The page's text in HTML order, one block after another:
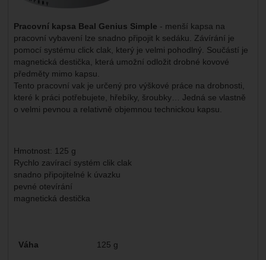
Pracovní kapsa Beal Genius Simple - menší kapsa na
pracovní vybavení lze snadno připojit k sedáku. Závírání je
pomocí systému click clak, který je velmi pohodlný. Součástí je
magnetická destička, která umožní odložit drobné kovové
předměty mimo kapsu.
Tento pracovní vak je určený pro výškové práce na drobnosti,
které k práci potřebujete, hřebíky, šroubky… Jedná se vlastně
o velmi pevnou a relativně objemnou technickou kapsu.
Hmotnost: 125 g
Rychlo zavírací systém clik clak
snadno připojitelné k úvazku
pevné otevírání
magnetická destička
Parametry
Váha 125 g